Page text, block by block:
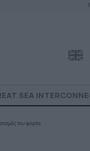
SEA
του φορέα